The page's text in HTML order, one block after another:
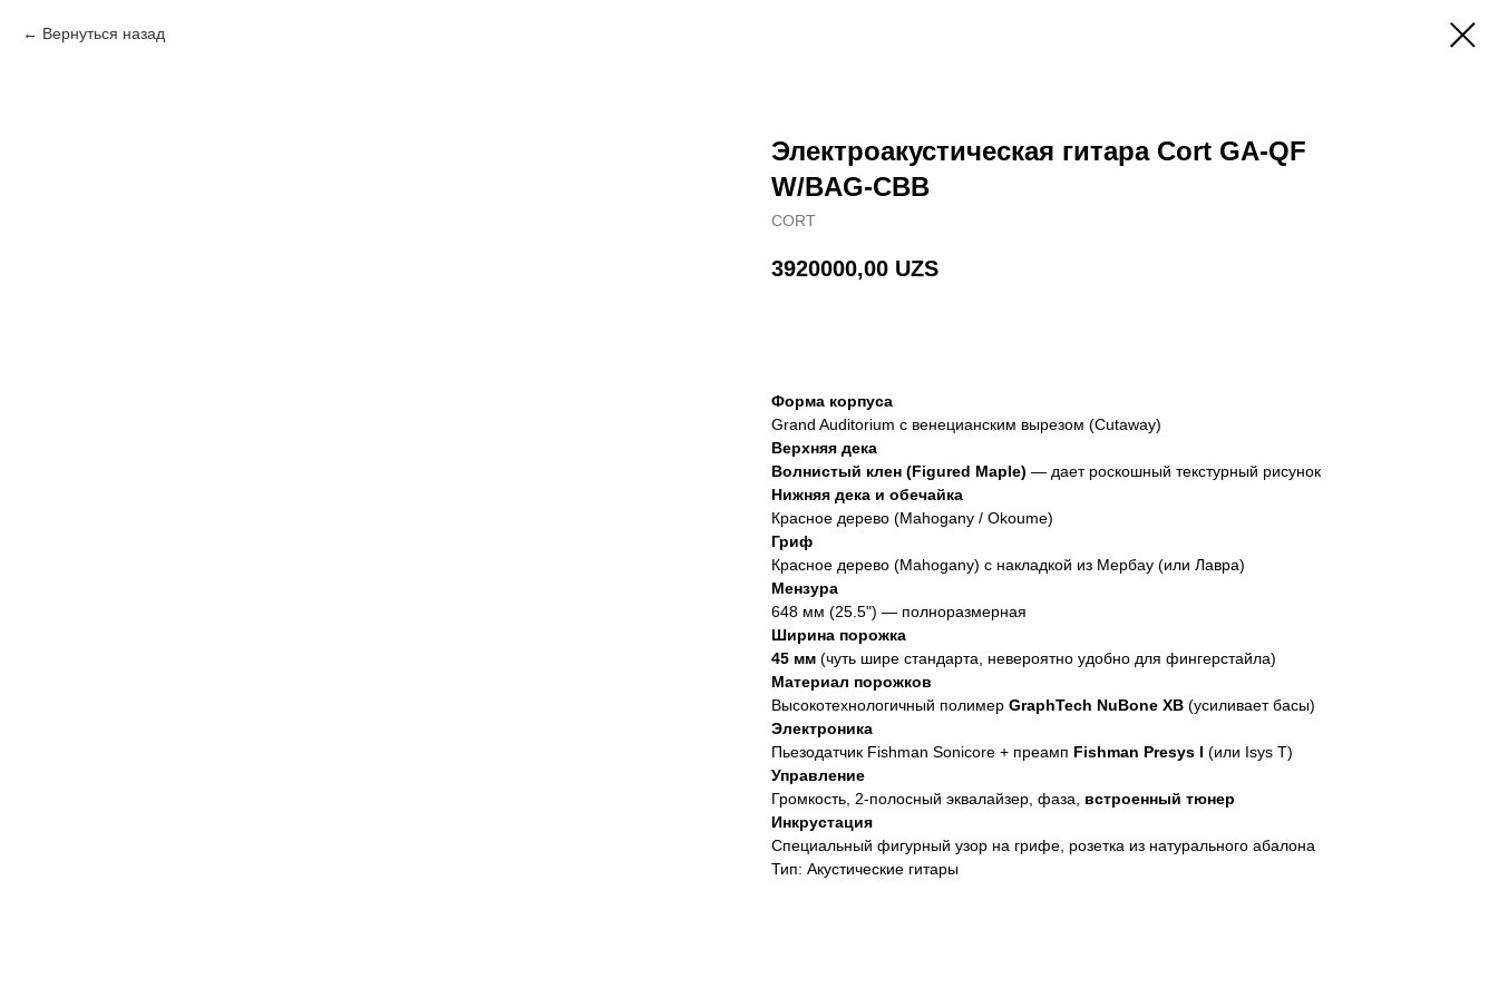
Вернуться назад
Электроакустическая гитара Cort GA-QF
W/BAG-CBB
CORT
3920000,00 UZS
Форма корпуса
Grand Auditorium с венецианским вырезом (Cutaway)
Верхняя дека
Волнистый клен (Figured Maple) — дает роскошный текстурный рисунок
Нижняя дека и обечайка
Красное дерево (Mahogany / Okoume)
Гриф
Красное дерево (Mahogany) с накладкой из Мербау (или Лавра)
Мензура
648 мм (25.5") — полноразмерная
Ширина порожка
45 мм (чуть шире стандарта, невероятно удобно для фингерстайла)
Материал порожков
Высокотехнологичный полимер GraphTech NuBone XB (усиливает басы)
Электроника
Пьезодатчик Fishman Sonicore + преамп Fishman Presys I (или Isys T)
Управление
Громкость, 2-полосный эквалайзер, фаза, встроенный тюнер
Инкрустация
Специальный фигурный узор на грифе, розетка из натурального абалона
Тип: Акустические гитары